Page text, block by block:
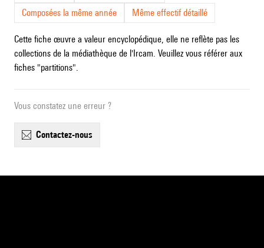
Composées la même année
Même effectif détaillé
Cette fiche œuvre a valeur encyclopédique, elle ne reflète pas les
collections de la médiathèque de l'Ircam. Veuillez vous référer aux
fiches "partitions".
Vous constatez une erreur ?
contactez-nous